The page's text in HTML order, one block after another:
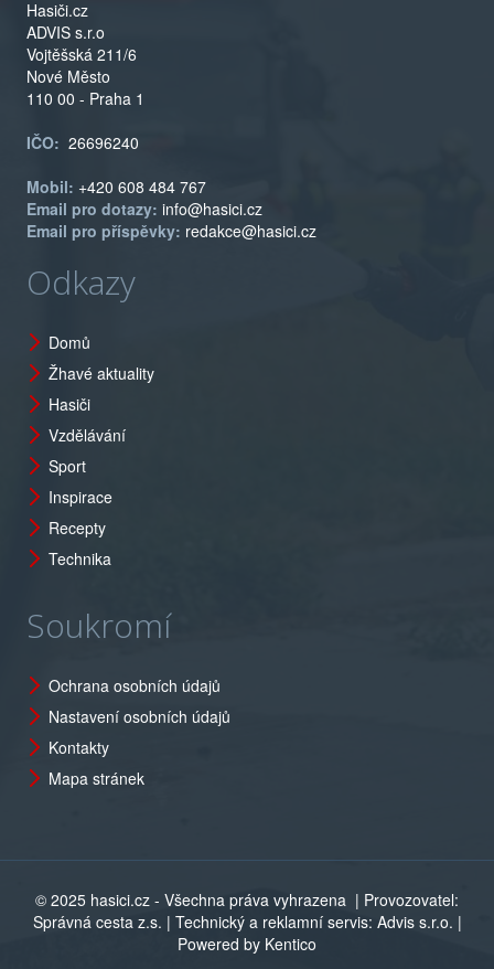
Hasiči.cz
ADVIS s.r.o
Vojtěšská 211/6
Nové Město
110 00 - Praha 1
IČO: 26696240
Mobil: +420 608 484 767
Email pro dotazy: info@hasici.cz
Email pro příspěvky: redakce@hasici.cz
Odkazy
Domů
Žhavé aktuality
Hasiči
Vzdělávání
Sport
Inspirace
Recepty
Technika
Soukromí
Ochrana osobních údajů
Nastavení osobních údajů
Kontakty
Mapa stránek
© 2025 hasici.cz - Všechna práva vyhrazena | Provozovatel:
Správná cesta z.s. | Technický a reklamní servis: Advis s.r.o. |
Powered by Kentico